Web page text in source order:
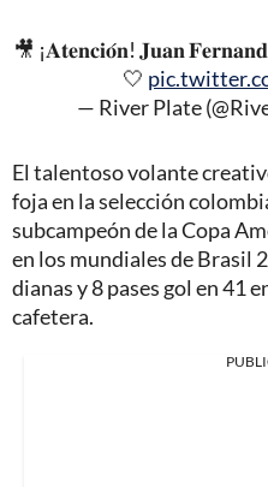
🎥 ¡𝐀𝐭𝐞𝐧𝐜𝐢𝐨́𝐧! 𝐉𝐮𝐚𝐧
🤍
— River Plate
El talentoso volante
foja en la selección
subcampeón de la Copa
en los mundiales de Brasil
dianas y 8 pases gol en 41
cafetera.